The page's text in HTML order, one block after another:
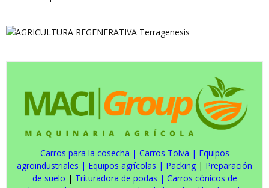
Carros para la cosecha | Carros Tolva | Equipos
agroindustriales | Equipos agrícolas | Packing | Preparación
de suelo | Trituradora de podas | Carros cónicos de